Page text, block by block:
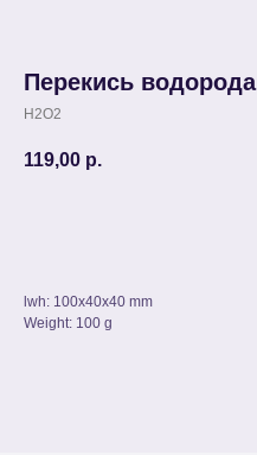
Перекись водорода
H2O2
119,00 р.
lwh: 100x40x40 mm
Weight: 100 g